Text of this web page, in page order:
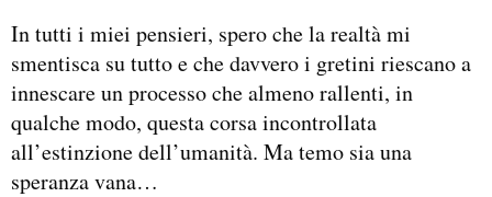
In tutti i miei pensieri, spero che la realtà mi
smentisca su tutto e che davvero i gretini riescano a
innescare un processo che almeno rallenti, in
qualche modo, questa corsa incontrollata
all’estinzione dell’umanità. Ma temo sia una
speranza vana…